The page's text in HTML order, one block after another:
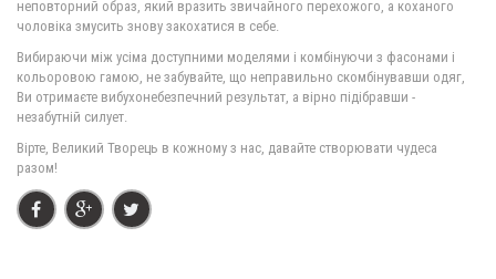
530.00грн.
неповторний образ, який вразить звичайного перехожого, а коханого
чоловіка змусить знову закохатися в себе.
Вибираючи між усіма доступними моделями і комбінуючи з фасонами і
кольоровою гамою, не забувайте, що неправильно скомбінувавши одяг,
Ви отримаєте вибухонебезпечний результат, а вірно підібравши -
незабутній силует.
Вірте, Великий Творець в кожному з нас, давайте створювати чудеса
разом!